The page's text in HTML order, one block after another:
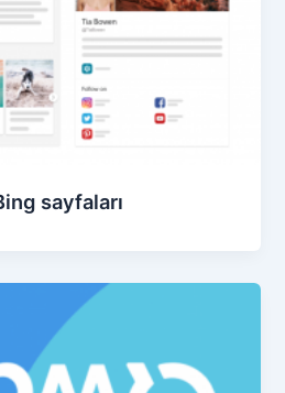
sayfaları